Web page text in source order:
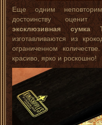
Еще одним
достоинству
эксклюзивная сумка
изготавливаются из
ограниченном
красиво, ярко и роскошно!